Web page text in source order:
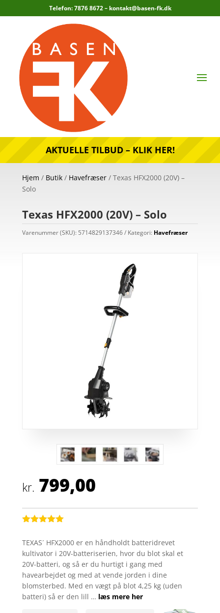
Telefon: 7876 8672 – kontakt@basen-fk.dk
AKTUELLE TILBUD – KLIK HER!
Hjem / Butik/ Havefræser/ Texas HFX2000 (20V) –
Solo
Texas HFX2000 (20V) – Solo
Varenummer (SKU): 5714829137346 Kategori: Havefræser
kr. 799,00
af 5
baseret på
kundebedøm
melser
TEXAS´ HFX2000 er en håndholdt batteridrevet
kultivator i 20V-batteriserien, hvor du blot skal et
20V-batteri, og så er du hurtigt i gang med
havearbejdet og med at vende jorden i dine
blomsterbed. Med en vægt på blot 4,25 kg (uden
batteri) så er den lill … læs mere her